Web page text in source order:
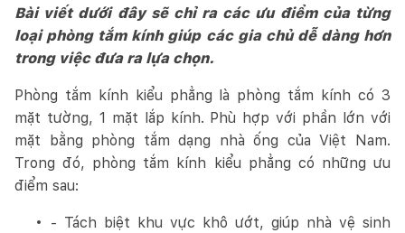
Bài viết dưới đây sẽ chỉ ra các ưu điểm của từng
loại phòng tắm kính giúp các gia chủ dễ dàng hơn
trong việc đưa ra lựa chọn.
Phòng tắm kính kiểu phẳng là phòng tắm kính có 3
mặt tường, 1 mặt lắp kính. Phù hợp với phần lớn với
mặt bằng phòng tắm dạng nhà ống của Việt Nam.
Trong đó, phòng tắm kính kiểu phẳng có những ưu
điểm sau:
- Tách biệt khu vực khô ướt, giúp nhà vệ sinh